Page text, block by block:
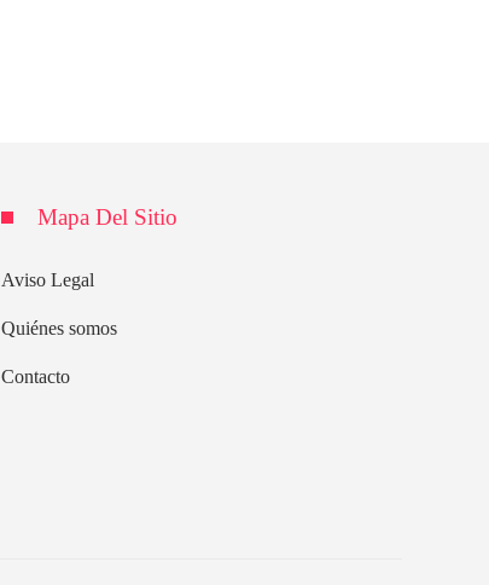
Mapa Del Sitio
Aviso Legal
Quiénes somos
Contacto